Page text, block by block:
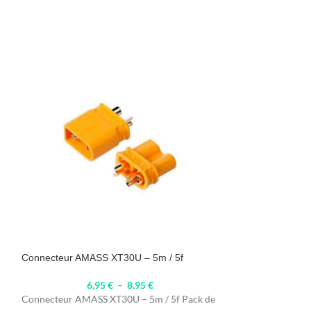
Connecteur AMASS XT30U – 5m / 5f
6,95€ – 8,95€
Connecteur AMASS XT30U – 5m / 5f Pack de